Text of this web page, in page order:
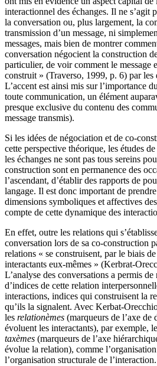
interactionnel des échanges. Il ne s’agit
la conversation ou, plus largement, la
transmission d’un message, ni
messages, mais bien de montrer
conversation négocient la construction
particulier, de voir comment le message
construit » (Traverso, 1999, p. 6) par les
L’accent est ainsi mis sur l’importance
toute communication, un élément
presque exclusive du contenu des
message transmis).
Si les idées de négociation et de co-
cette perspective théorique, les études
les échanges ne sont pas tous sereins
construction sont en permanence des
l’ascendant, d’établir des rapports de
langage. Il est donc important de
dimensions symboliques et affectives
compte de cette dynamique des
En effet, outre les relations qui
conversation lors de sa co-construction
relations « se construisent, par le biais
interactants eux-mêmes » (Kerbrat-
L’analyse des conversations a permis
d’indices de cette relation
interactions, indices qui construisent la
qu’ils la signalent. Avec Kerbat-
les relationèmes (marqueurs de l’axe de
évoluent les interactants), par exemple,
taxèmes (marqueurs de l’axe
évolue la relation), comme
l’organisation structurale de l’interaction.